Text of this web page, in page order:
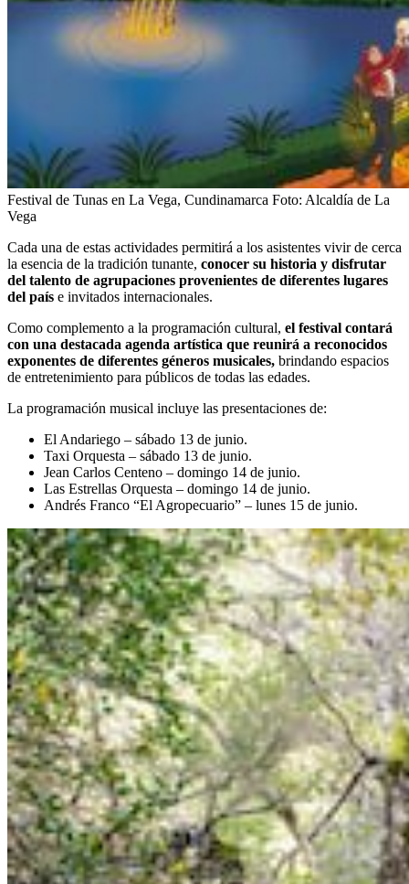
Festival de Tunas en La Vega, Cundinamarca Foto: Alcaldía de La
Vega
Cada una de estas actividades permitirá a los asistentes vivir de cerca
la esencia de la tradición tunante, conocer su historia y disfrutar
del talento de agrupaciones provenientes de diferentes lugares
del país e invitados internacionales.
Como complemento a la programación cultural, el festival contará
con una destacada agenda artística que reunirá a reconocidos
exponentes de diferentes géneros musicales, brindando espacios
de entretenimiento para públicos de todas las edades.
La programación musical incluye las presentaciones de:
El Andariego – sábado 13 de junio.
Taxi Orquesta – sábado 13 de junio.
Jean Carlos Centeno – domingo 14 de junio.
Las Estrellas Orquesta – domingo 14 de junio.
Andrés Franco “El Agropecuario” – lunes 15 de junio.